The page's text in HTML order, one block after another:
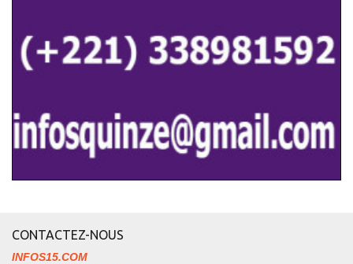
CONTACTEZ-NOUS
INFOS15.COM